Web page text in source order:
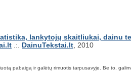
.:. DainuTekstai.lt , 2010
pabaigą ir galėtų rimuotis tarpusavyje. Be to,